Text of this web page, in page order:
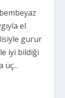
el
gurur
iyi bildiği
üç...